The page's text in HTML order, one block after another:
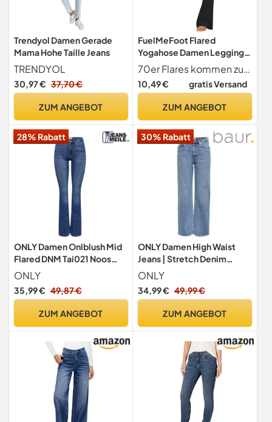
Trendyol Damen Gerade
Mama Hohe Taille Jeans
TRENDYOL
30,97 € 37,70 €
ZUM ANGEBOT
FuelMeFoot Flared
Yogahose Damen Leggings
High Waist Schlaghose
Blickdicht Leggins Bootcut
Jogginghose Jazzpants mit
Pack-01-Schwarz M
70er Flares kommen zurück in Stil Wenn Sie ein Fan von Flare-Hosen sind, wenn Sie nach Modevolle und komfortable Yogahose für Retro-Party suchen, wählen Sie bitte FuelMeFoot lange Bootleg Flared Leggings, wir haben feste Farben wie schwarz, weiß, braun und einzigartige goldene Leopard gedruckte Farben für Ihre Optionen.
10,49 € gratis Versand
ZUM ANGEBOT
28% Rabatt
ONLY Damen Onlblush Mid
Flared DNM Tai021 Noos
Jeans, Dark Blue Denim, XL /
32L EU
ONLY
35,99 € 49,87 €
ZUM ANGEBOT
30% Rabatt
ONLY Damen High Waist
Jeans | Stretch Denim
Weite Lockere Schlaghose
| 5-Pocket Wide Leg
ONLJUICY, Farben:Blau,
Länge:L30
ONLY
34,99 € 49,99 €
ZUM ANGEBOT